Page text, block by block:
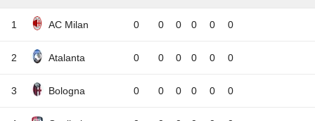
1 AC Milan 0 0 0 0 0 0
2 Atalanta 0 0 0 0 0 0
3 Bologna 0 0 0 0 0 0